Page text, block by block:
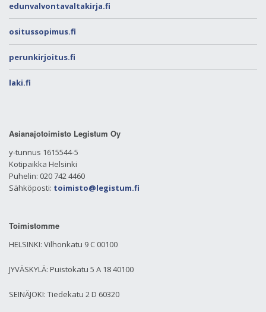
edunvalvontavaltakirja.fi
ositussopimus.fi
perunkirjoitus.fi
laki.fi
Asianajotoimisto Legistum Oy
y-tunnus 1615544-5
Kotipaikka Helsinki
Puhelin: 020 742 4460
Sähköposti: toimisto@legistum.fi
Toimistomme
HELSINKI: Vilhonkatu 9 C 00100
JYVÄSKYLÄ: Puistokatu 5 A 18 40100
SEINÄJOKI: Tiedekatu 2 D 60320